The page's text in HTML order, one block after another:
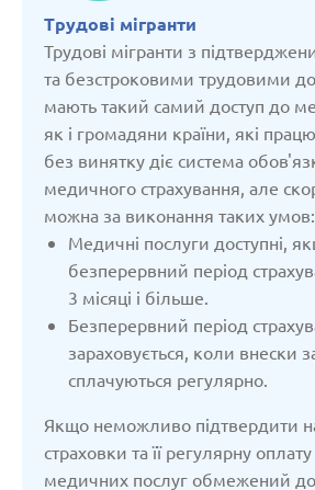
Трудові мігранти
Трудові мігранти з
та безстроковими трудовими
мають такий самий доступ до
як і громадяни країни, які
без винятку діє система
медичного страхування, але
можна за виконання таких умов:
Медичні послуги доступні,
безперервний період
3 місяці і більше.
Безперервний період
зараховується, коли внески
сплачуються регулярно.
Якщо неможливо підтвердити
страховки та її регулярну
медичних послуг обмежений
Данія
Естонія
Казахстан
Киргізстан
Латвія
Молдова
Нідерланди